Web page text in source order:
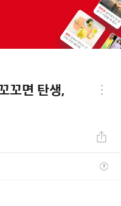
꼬면 탄생,